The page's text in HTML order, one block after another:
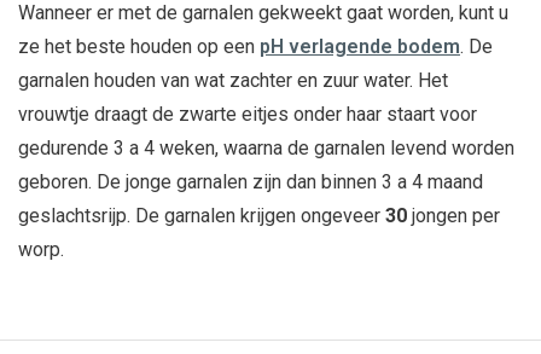
Wanneer er met de garnalen gekweekt gaat worden, kunt u
ze het beste houden op een pH verlagende bodem. De
garnalen houden van wat zachter en zuur water. Het
vrouwtje draagt de zwarte eitjes onder haar staart voor
gedurende 3 a 4 weken, waarna de garnalen levend worden
geboren. De jonge garnalen zijn dan binnen 3 a 4 maand
geslachtsrijp. De garnalen krijgen ongeveer 30 jongen per
worp.